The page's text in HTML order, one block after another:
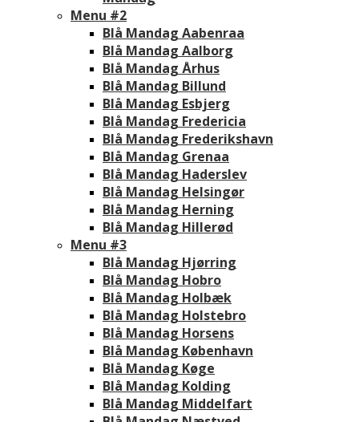
Menu #2
Blå Mandag Aabenraa
Blå Mandag Aalborg
Blå Mandag Århus
Blå Mandag Billund
Blå Mandag Esbjerg
Blå Mandag Fredericia
Blå Mandag Frederikshavn
Blå Mandag Grenaa
Blå Mandag Haderslev
Blå Mandag Helsingør
Blå Mandag Herning
Blå Mandag Hillerød
Menu #3
Blå Mandag Hjørring
Blå Mandag Hobro
Blå Mandag Holbæk
Blå Mandag Holstebro
Blå Mandag Horsens
Blå Mandag København
Blå Mandag Køge
Blå Mandag Kolding
Blå Mandag Middelfart